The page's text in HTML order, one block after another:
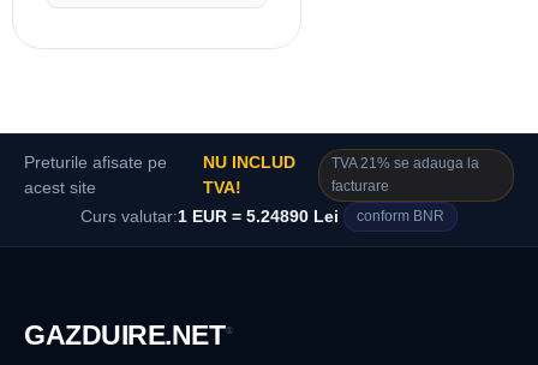
Preturile afisate pe
acest site
NU INCLUD
TVA!
TVA 21% se adauga la
facturare
Curs valutar:1 EUR = 5.24890 Lei conform BNR
GAZDUIRE.NET®